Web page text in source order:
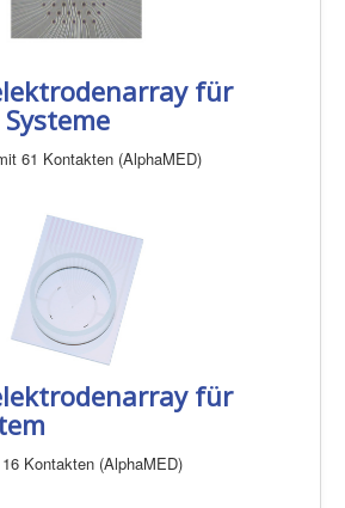
für
61 Kontakten (AlphaMED)
für
Kontakten (AlphaMED)